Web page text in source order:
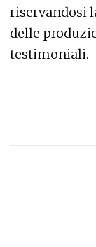
riservandosi
delle